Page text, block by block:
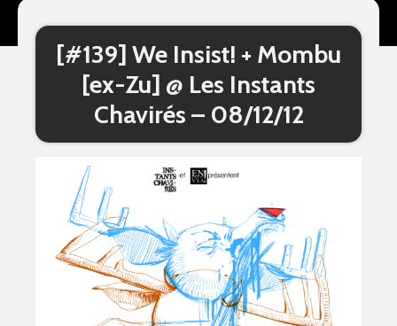
[#139] We Insist! + Mombu
[ex-Zu] @ Les Instants
Chavirés – 08/12/12